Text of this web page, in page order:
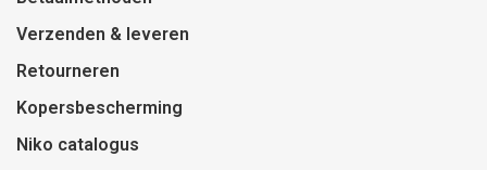
Verzenden & leveren
Retourneren
Kopersbescherming
Niko catalogus